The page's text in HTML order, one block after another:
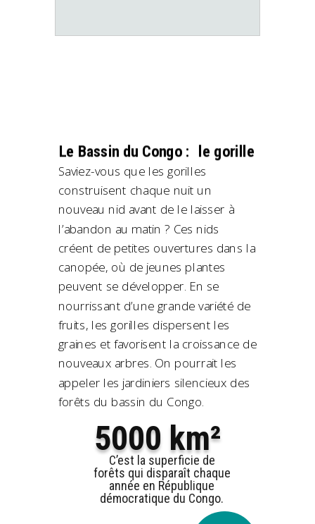
Le Bassin du Congo : le gorille
5000 km²
C’est la superficie de
forêts qui disparaît chaque
année en République
démocratique du Congo.
Saviez-vous que les gorilles
construisent chaque nuit un
nouveau nid avant de le laisser à
l’abandon au matin ? Ces nids
créent de petites ouvertures dans la
canopée, où de jeunes plantes
peuvent se développer. En se
nourrissant d’une grande variété de
fruits, les gorilles dispersent les
graines et favorisent la croissance de
nouveaux arbres. On pourrait les
appeler les jardiniers silencieux des
forêts du bassin du Congo.